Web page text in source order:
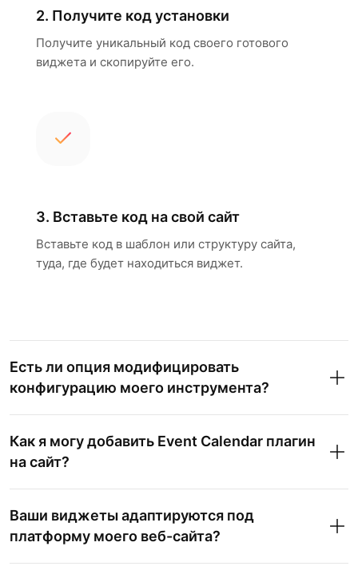
2. Получите код установки
Получите уникальный код своего готового
виджета и скопируйте его.
3. Вставьте код на свой сайт
Вставьте код в шаблон или структуру сайта,
туда, где будет находиться виджет.
Есть ли опция модифицировать
конфигурацию моего инструмента?
Как я могу добавить Event Calendar плагин
на сайт?
Ваши виджеты адаптируются под
платформу моего веб-сайта?